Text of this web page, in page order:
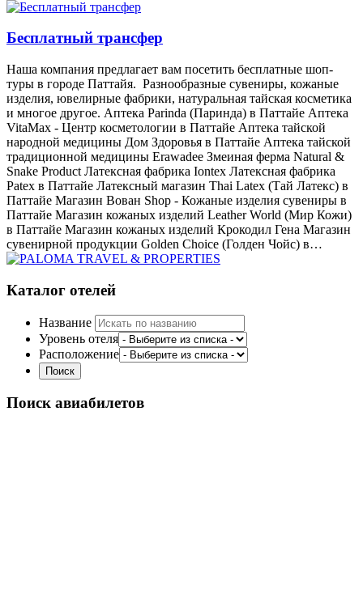
Бесплатный трансфер
Наша компания предлагает вам посетить бесплатные шоп-
туры в городе Паттайя. Разнообразные сувениры, кожаные
изделия, ювелирные фабрики, натуральная тайская косметика
и многое другое. Аптека Parinda (Паринда) в Паттайе Аптека
VitaMax - Центр косметологии в Паттайе Аптека тайской
народной медицины Дом Здоровья в Паттайе Аптека тайской
традиционной медицины Erawadee Змеиная ферма Natural &
Snake Product Латексная фабрика Iontex Латексная фабрика
Patex в Паттайе Латексный магазин Thai Latex (Тай Латекс) в
Паттайе Магазин Вован Shop - Кожаные изделия сувениры в
Паттайе Магазин кожаных изделий Leather World (Мир Кожи)
в Паттайе Магазин кожаных изделий Крокодил Гена Магазин
сувенирной продукции Golden Choice (Голден Чойс) в…
Каталог отелей
Название
Уровень отеля
Расположение
Поиск авиабилетов